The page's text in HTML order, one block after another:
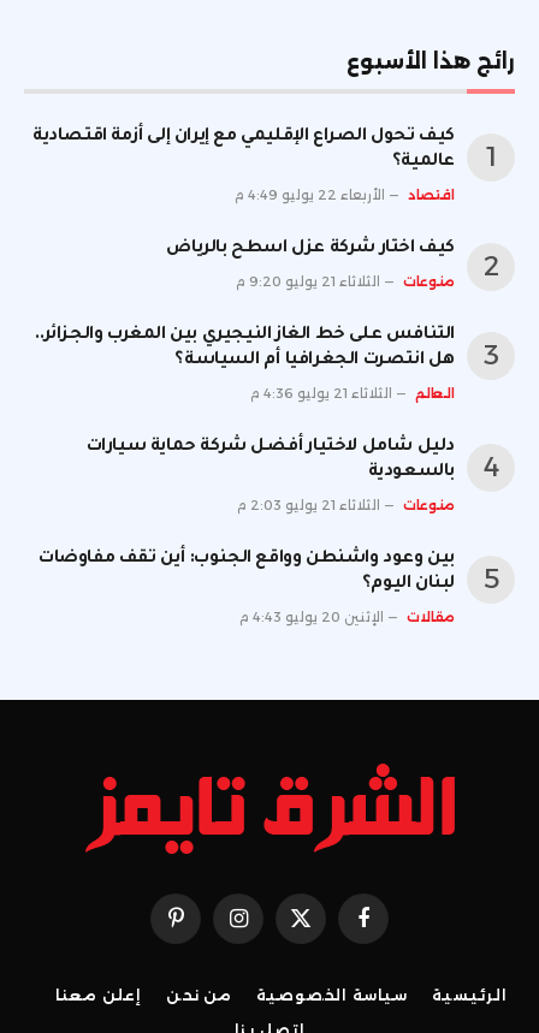
رائج هذا الأسبوع
كيف تحول الصراع الإقليمي مع إيران إلى أزمة اقتصادية
عالمية؟
اقتصاد الأربعاء 22 يوليو 4:49 م
كيف اختار شركة عزل اسطح بالرياض
منوعات الثلاثاء 21 يوليو 9:20 م
التنافس على خط الغاز النيجيري بين المغرب والجزائر..
هل انتصرت الجغرافيا أم السياسة؟
العالم الثلاثاء 21 يوليو 4:36 م
دليل شامل لاختيار أفضل شركة حماية سيارات
بالسعودية
منوعات الثلاثاء 21 يوليو 2:03 م
بين وعود واشنطن وواقع الجنوب: أين تقف مفاوضات
لبنان اليوم؟
مقالات الإثنين 20 يوليو 4:43 م
فيسبوك X
(Twitter)
الانستغرامبينتيريست
الرئيسية سياسة الخصوصية من نحن
إعلن معنا